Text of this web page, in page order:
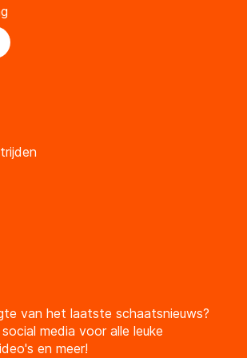
van het laatste schaatsnieuws?
media voor alle leuke
en meer!